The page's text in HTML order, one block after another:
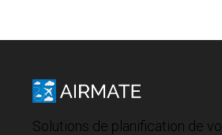
Solutions de planification de vol